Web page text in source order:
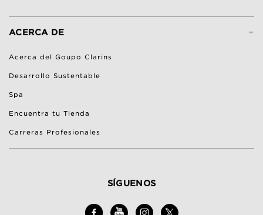
-
ACERCA DE
Acerca del Goupo Clarins
Desarrollo Sustentable
Spa
Encuentra tu Tienda
Carreras Profesionales
SÍGUENOS